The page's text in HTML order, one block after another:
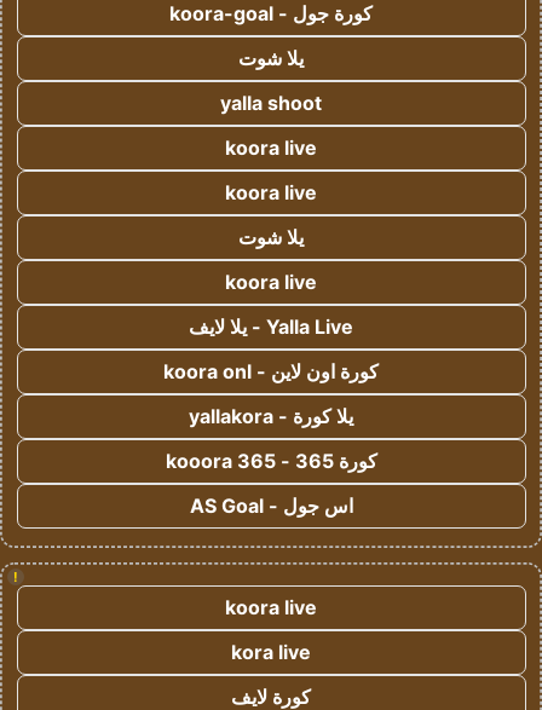
كورة جول - koora-goal
يلا شوت
yalla shoot
koora live
koora live
يلا شوت
koora live
Yalla Live - يلا لايف
كورة اون لاين - koora onl
يلا كورة - yallakora
كورة 365 - kooora 365
اس جول - AS Goal
!
koora live
kora live
كورة لايف